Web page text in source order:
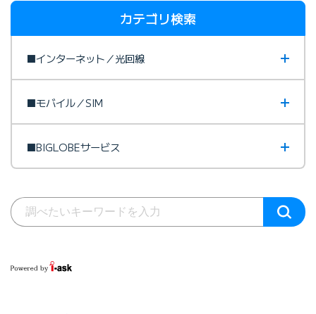
カテゴリ検索
■インターネット／光回線
■モバイル／SIM
■BIGLOBEサービス